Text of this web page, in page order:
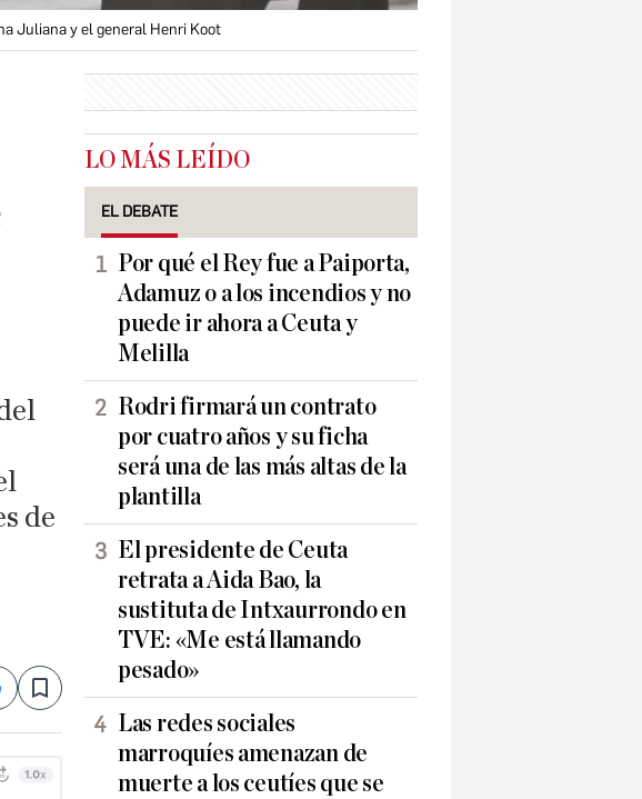
Juliana y el general Henri Koot
de
Save
LO MÁS LEÍDO
EL DEBATE
Por qué el Rey fue a Paiporta,
Adamuz o a los incendios y no
puede ir ahora a Ceuta y
Melilla
Rodri firmará un contrato
por cuatro años y su ficha
será una de las más altas de la
plantilla
El presidente de Ceuta
retrata a Aida Bao, la
sustituta de Intxaurrondo en
TVE: «Me está llamando
pesado»
Las redes sociales
marroquíes amenazan de
muerte a los ceutíes que se